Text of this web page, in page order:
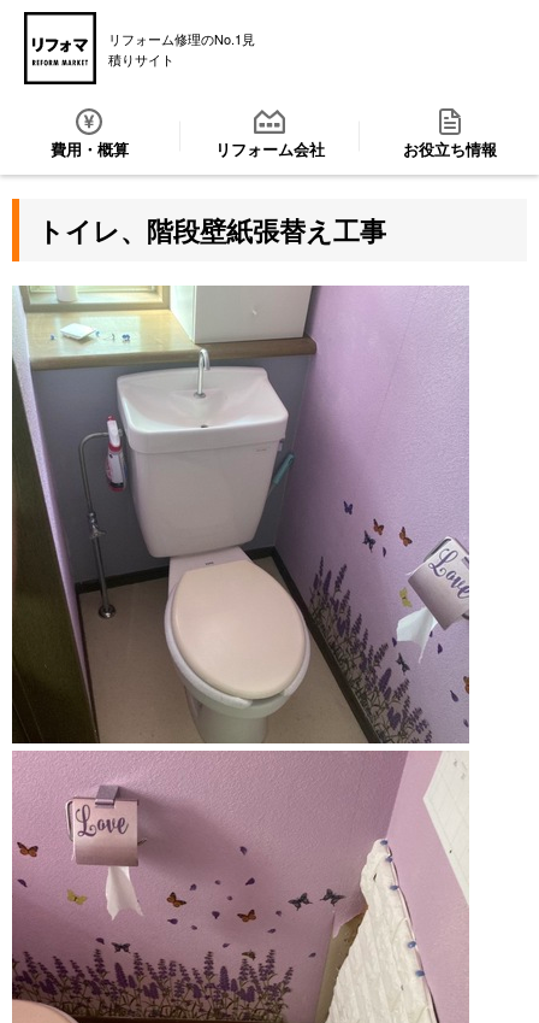
リフォーム修理のNo.1見
積りサイト
費用・概算 リフォーム会社 お役立ち情報
トイレ、階段壁紙張替え工事